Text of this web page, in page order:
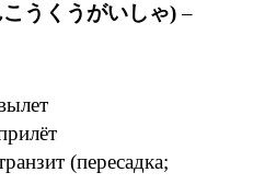
うくうがいしゃ)–
(пересадка;